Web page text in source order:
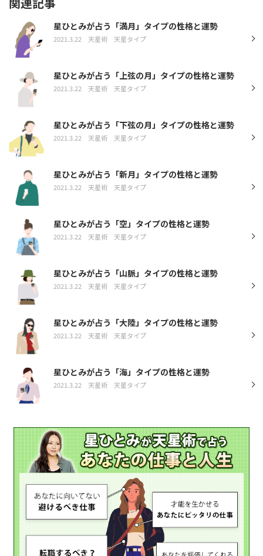
星ひとみが占う「満月」タイプの性格と運勢
2021.3.22 天星術 天星タイプ
星ひとみが占う「上弦の月」タイプの性格と運勢
2021.3.22 天星術 天星タイプ
星ひとみが占う「下弦の月」タイプの性格と運勢
2021.3.22 天星術 天星タイプ
星ひとみが占う「新月」タイプの性格と運勢
2021.3.22 天星術 天星タイプ
星ひとみが占う「空」タイプの性格と運勢
2021.3.22 天星術 天星タイプ
星ひとみが占う「山脈」タイプの性格と運勢
2021.3.22 天星術 天星タイプ
星ひとみが占う「大陸」タイプの性格と運勢
2021.3.22 天星術 天星タイプ
星ひとみが占う「海」タイプの性格と運勢
2021.3.22 天星術 天星タイプ